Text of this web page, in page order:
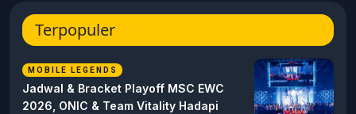
Terpopuler
MOBILE LEGENDS
Jadwal & Bracket Playoff MSC EWC
2026, ONIC & Team Vitality Hadapi